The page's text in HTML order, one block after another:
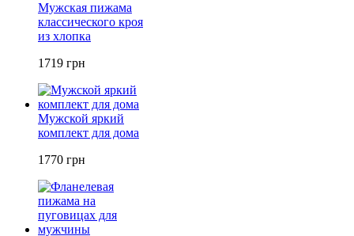
Мужская пижама
классического кроя
из хлопка
1719 грн
Мужской яркий
комплект для дома
1770 грн